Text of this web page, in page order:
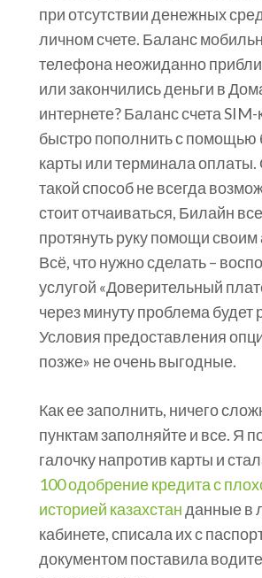
при отсутствии денежных
личном счете. Баланс
телефона неожиданно
или закончились деньги в
интернете? Баланс счета
быстро пополнить с помощью
карты или терминала
такой способ не всегда
стоит отчаиваться, Билайн
протянуть руку помощи
Всё, что нужно сделать –
услугой «Доверительный
через минуту проблема будет
Условия предоставления
позже» не очень выгодные.
Как ее заполнить, ничего
пунктам заполняйте и все. Я
галочку напротив карты и
100 одобрение кредита с
историей казахстан данные в
кабинете, списала их с
документом поставила